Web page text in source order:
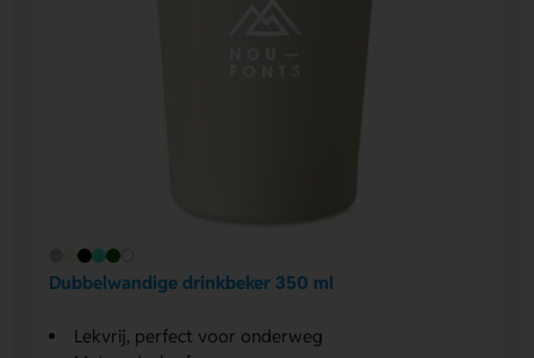
Dubbelwandige drinkbeker 350 ml
Lekvrij, perfect voor onderweg